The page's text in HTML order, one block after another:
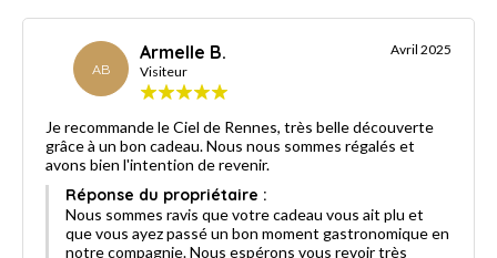
AB
Armelle B.
Visiteur
Avril 2025
Je recommande le Ciel de Rennes, très belle découverte
grâce à un bon cadeau. Nous nous sommes régalés et
avons bien l'intention de revenir.
Réponse du propriétaire :
Nous sommes ravis que votre cadeau vous ait plu et
que vous ayez passé un bon moment gastronomique en
notre compagnie. Nous espérons vous revoir très